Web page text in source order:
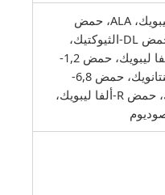
حمض ألفا ليبويك، ALA، حمض
الثيوكتيك، حمض DL-الثيوكتيك،
حمض DL-ألفا ليبويك، حمض 1,2-
ديثيولان-3-بنتانويك، حمض 6,8-
ديثيوكتانويك، حمض R-ألفا ليبويك،